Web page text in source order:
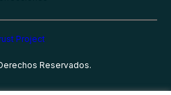
Reservados.